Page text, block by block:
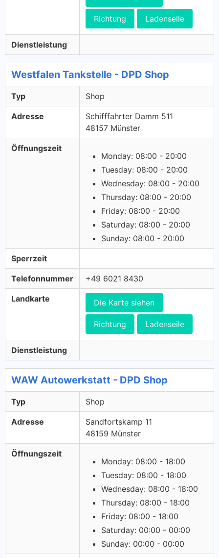
Richtung Ladenseile
Dienstleistung
Westfalen Tankstelle - DPD Shop
Typ Shop
Adresse
Schifffahrter Damm 511
48157 Münster
Öffnungszeit
Monday: 08:00 - 20:00
Tuesday: 08:00 - 20:00
Wednesday: 08:00 - 20:00
Thursday: 08:00 - 20:00
Friday: 08:00 - 20:00
Saturday: 08:00 - 20:00
Sunday: 08:00 - 20:00
Sperrzeit
Telefonnummer +49 6021 8430
Landkarte Die Karte siehen
Richtung Ladenseile
Dienstleistung
WAW Autowerkstatt - DPD Shop
Typ Shop
Adresse
Sandfortskamp 11
48159 Münster
Öffnungszeit
Monday: 08:00 - 18:00
Tuesday: 08:00 - 18:00
Wednesday: 08:00 - 18:00
Thursday: 08:00 - 18:00
Friday: 08:00 - 18:00
Saturday: 00:00 - 00:00
Sunday: 00:00 - 00:00